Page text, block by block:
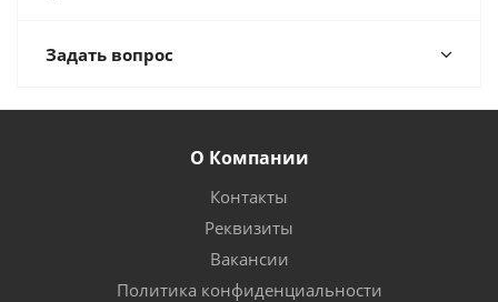
Задать вопрос
О Компании
Контакты
Реквизиты
Вакансии
Политика конфиденциальности